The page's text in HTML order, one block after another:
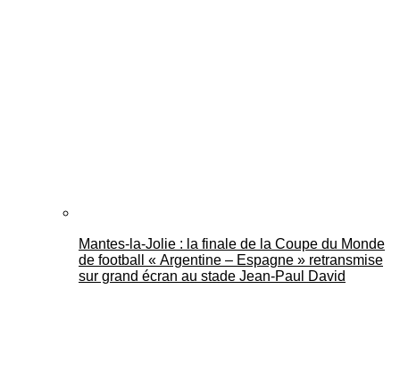
Mantes-la-Jolie : la finale de la Coupe du Monde
de football « Argentine – Espagne » retransmise
sur grand écran au stade Jean-Paul David